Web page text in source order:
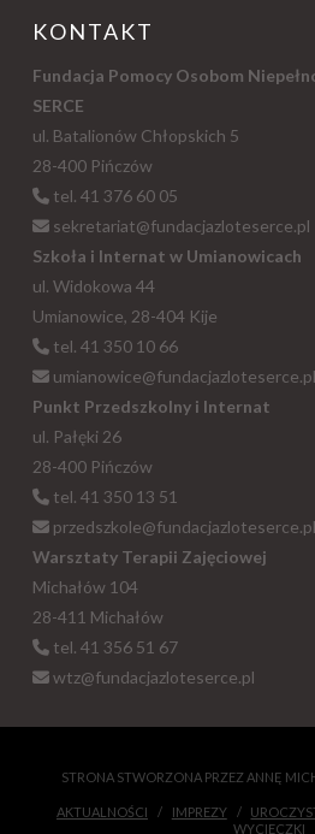
KONTAKT
Fundacja Pomocy Osobom
SERCE
ul. Batalionów Chłopskich 5
28-400 Pińczów
tel. 41 376 60 05
sekretariat@fundacjazloteserce.pl
Szkoła i Internat w Umianowicach
ul. Widokowa 44
Umianowice, 28-404 Kije
tel. 41 350 10 66
umianowice@fundacjazloteserce.pl
Punkt Przedszkolny i Internat
ul. Pałęki 26
28-400 Pińczów
tel. 41 350 13 51
przedszkole@fundacjazloteserce.pl
Warsztaty Terapii Zajęciowej
Michałów 104
28-411 Michałów
tel. 41 356 51 67
wtz@fundacjazloteserce.pl
STRONA STWORZONA PRZEZ ANNĘ
AKTUALNOŚCI IMPREZY
WYCIECZKI